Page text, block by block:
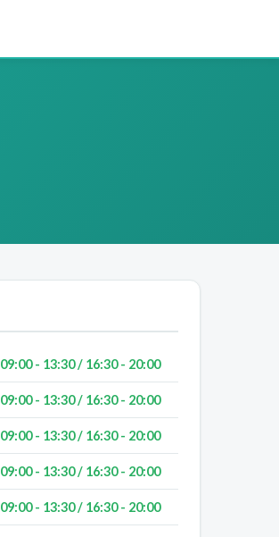
09:00 - 13:30 / 16:30 - 20:00
09:00 - 13:30 / 16:30 - 20:00
09:00 - 13:30 / 16:30 - 20:00
09:00 - 13:30 / 16:30 - 20:00
09:00 - 13:30 / 16:30 - 20:00